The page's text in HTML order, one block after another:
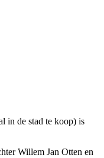
in de stad te koop) is
Willem Jan Otten en